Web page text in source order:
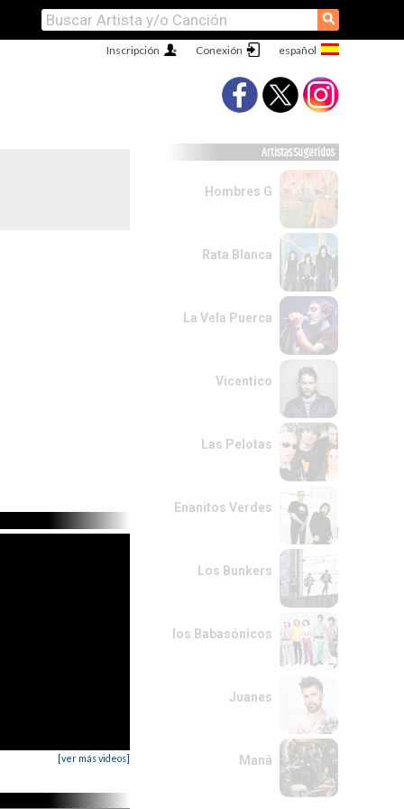
⚲
Conexión
Inscripción
[ver más videos]
Artistas Sugeridos
Hombres G
Rata Blanca
La Vela Puerca
Vicentico
Las Pelotas
Enanitos Verdes
Los Bunkers
los Babasónicos
Juanes
Maná